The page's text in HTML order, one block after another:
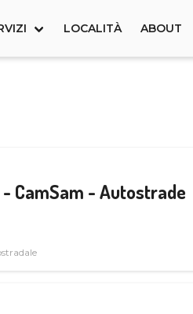
LOCALITÀ ABOUT
CamSam - Autostrade